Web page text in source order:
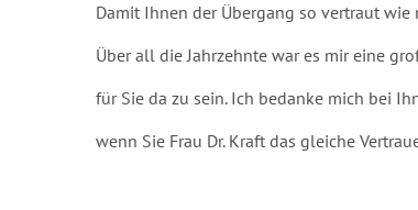
Damit Ihnen der Übergang so vertraut
Über all die Jahrzehnte war es mir eine
für Sie da zu sein. Ich bedanke mich bei
wenn Sie Frau Dr. Kraft das gleiche